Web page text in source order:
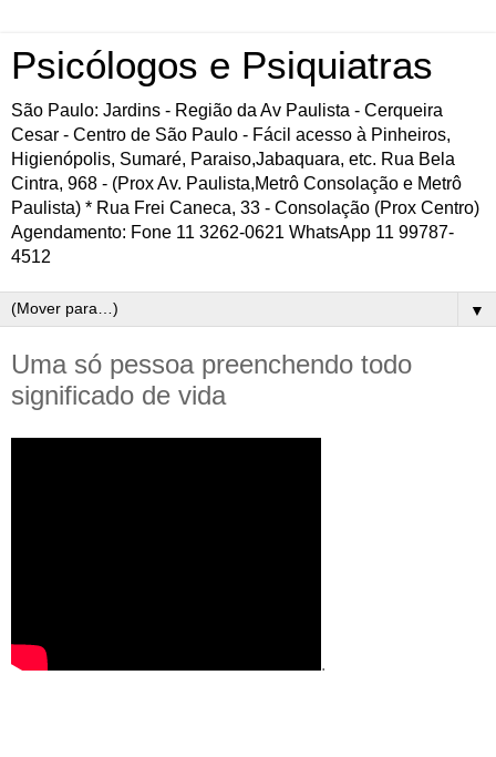
Psicólogos e Psiquiatras
São Paulo: Jardins - Região da Av Paulista - Cerqueira
Cesar - Centro de São Paulo - Fácil acesso à Pinheiros,
Higienópolis, Sumaré, Paraiso,Jabaquara, etc. Rua Bela
Cintra, 968 - (Prox Av. Paulista,Metrô Consolação e Metrô
Paulista) * Rua Frei Caneca, 33 - Consolação (Prox Centro)
Agendamento: Fone 11 3262-0621 WhatsApp 11 99787-
4512
▼
Uma só pessoa preenchendo todo
significado de vida
.